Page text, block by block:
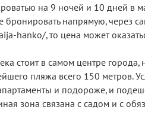
на 9 ночей и 10 дней в
напрямую, через
hanko/, то цена может
стоит в самом центре города,
пляжа всего 150 метров.
и подороже, и
зона связана с садом и с